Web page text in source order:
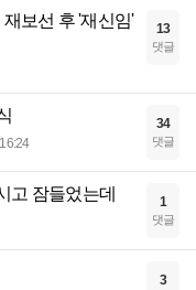
보선 후 '재신임'
13
댓글
16:24
34
댓글
고 잠들었는데 1
댓글
3